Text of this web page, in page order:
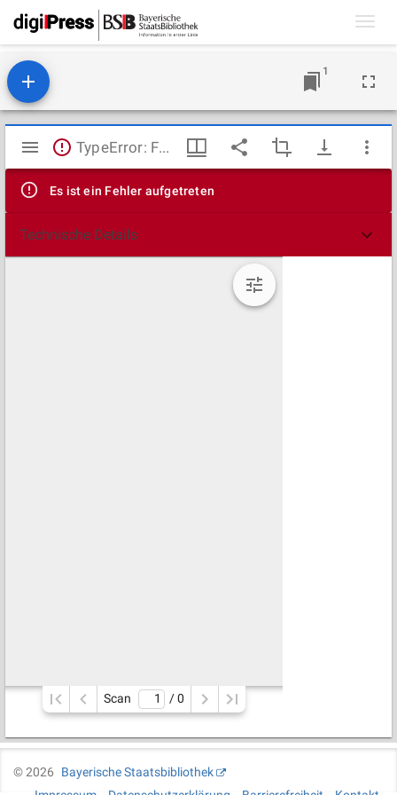
1
Mirador
Viewer
TypeError: Failed to fetch
Es ist ein Fehler aufgetreten
Technische Details
Scan / 0
©2026
Bayerische Staatsbibliothek